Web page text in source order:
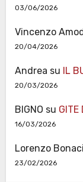
03/06/2026
Vincenzo
20/04/2026
Andrea su IL
20/03/2026
BIGNO su GITE
16/03/2026
Lorenzo
23/02/2026